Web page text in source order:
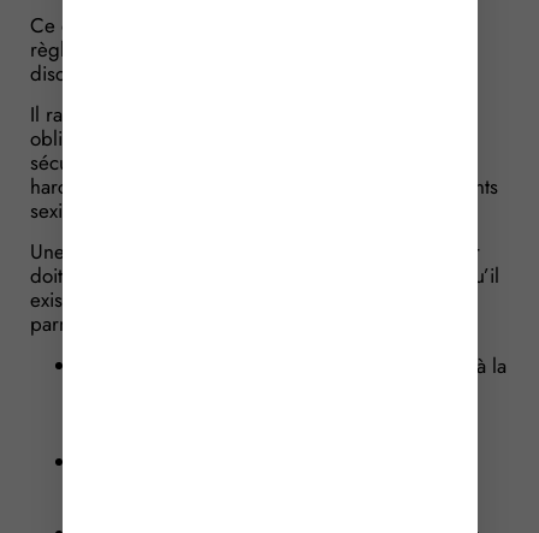
Ce document a notamment pour objet de fixer les
règles générales et permanentes relatives à la
discipline dans l’entreprise.
Il rappelle également certaines dispositions
obligatoires, notamment en matière de santé et de
sécurité, de droits de la défense des salariés, de
harcèlement moral et sexuel, ou encore d’agissements
sexistes.
Une fois le règlement intérieur élaboré, l’employeur
doit consulter le comité social et économique, lorsqu’il
existe. Il doit ensuite accomplir plusieurs formalités,
parmi lesquelles :
porter le règlement intérieur, par tout moyen, à la